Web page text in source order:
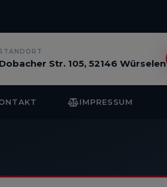
STANDORT
Dobacher Str. 105, 52146 Würselen
IMPRESSUM